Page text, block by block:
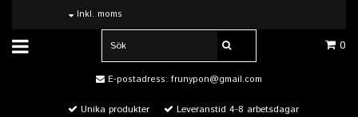
Inkl. moms
0
E-postadress: frunypon@gmail.com
Unika produkter Leveranstid 4-8 arbetsdagar